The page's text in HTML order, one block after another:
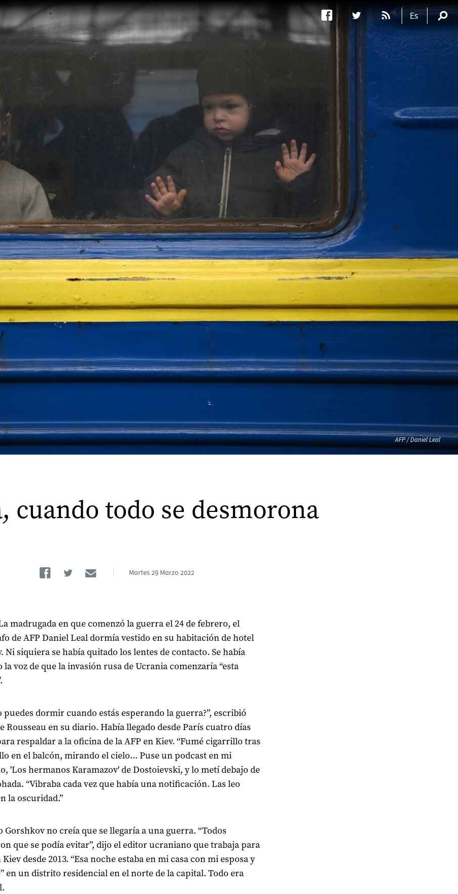
AFP / Daniel Leal
cuando todo se desmorona
Facebook
TwitterEmailMartes 29 Marzo 2022
madrugada en que comenzó la guerra el 24 de febrero, el
de AFP Daniel Leal dormía vestido en su habitación de hotel
Ni siquiera se había quitado los lentes de contacto. Se había
voz de que la invasión rusa de Ucrania comenzaría “esta
puedes dormir cuando estás esperando la guerra?”, escribió
Rousseau en su diario. Había llegado desde París cuatro días
respaldar a la oficina de la AFP en Kiev. “Fumé cigarrillo tras
en el balcón, mirando el cielo... Puse un podcast en mi
'Los hermanos Karamazov' de Dostoievski, y lo metí debajo de
“Vibraba cada vez que había una notificación. Las leo
la oscuridad.”
Gorshkov no creía que se llegaría a una guerra. “Todos
que se podía evitar”, dijo el editor ucraniano que trabaja para
Kiev desde 2013. “Esa noche estaba en mi casa con mi esposa y
en un distrito residencial en el norte de la capital. Todo era